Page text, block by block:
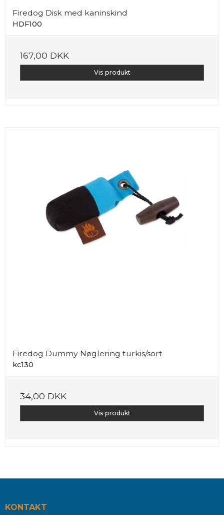
Firedog Disk med kaninskind
HDF100
167,00 DKK
Vis produkt
Firedog Dummy Nøglering turkis/sort
kc130
34,00 DKK
Vis produkt
KONTAKT